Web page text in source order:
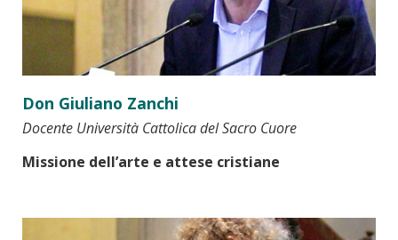
Don Giuliano Zanchi
Docente Università Cattolica del Sacro Cuore
Missione dell’arte e attese cristiane